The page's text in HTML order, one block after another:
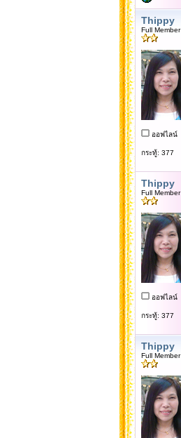
Thippy
Full Member
ออฟไลน์
กระทู้: 377
Thippy
Full Member
ออฟไลน์
กระทู้: 377
Thippy
Full Member